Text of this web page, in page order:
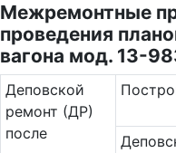
Межремонтные
проведения
вагона мод. 13-
Де­повс­кой
ремонт (ДР)
после